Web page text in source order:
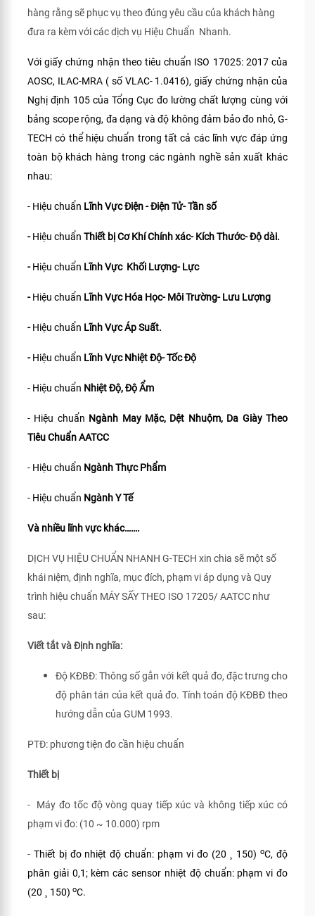
hàng rằng sẽ phục vụ theo đúng yêu cầu của khách hàng
đưa ra kèm với các dịch vụ Hiệu Chuẩn Nhanh.
Với giấy chứng nhận theo tiêu chuẩn ISO 17025: 2017 của
AOSC, ILAC-MRA ( số VLAC- 1.0416), giấy chứng nhận của
Nghị định 105 của Tổng Cục đo lường chất lượng cùng với
bảng scope rộng, đa dạng và độ không đảm bảo đo nhỏ, G-
TECH có thể hiệu chuẩn trong tất cả các lĩnh vực đáp ứng
toàn bộ khách hàng trong các ngành nghề sản xuất khác
nhau:
- Hiệu chuẩn Lĩnh Vực Điện - Điện Tử- Tần số
-Hiệu chuẩn Thiết bị Cơ Khí Chính xác- Kích Thước- Độ dài.
-Hiệu chuẩn Lĩnh Vực Khối Lượng- Lực
-Hiệu chuẩn Lĩnh Vực Hóa Học- Môi Trường- Lưu Lượng
-Hiệu chuẩn Lĩnh Vực Áp Suất.
-Hiệu chuẩn Lĩnh Vực Nhiệt Độ- Tốc Độ
- Hiệu chuẩn Nhiệt Độ, Độ Ẩm
- Hiệu chuẩn Ngành May Mặc, Dệt Nhuộm, Da Giày Theo
Tiêu ChuẩnAATCC
- Hiệu chuẩn Ngành Thực Phẩm
- Hiệu chuẩn Ngành Y Tế
Và nhiều lĩnh vực khác…….
DỊCH VỤ HIỆU CHUẨN NHANH G-TECH xin chia sẽ một số
khái niệm, định nghĩa, mục đích, phạm vi áp dụng và Quy
trình hiệu chuẩn MÁY SẤY THEO ISO 17205/ AATCC như
sau:
Viết tắt và Định nghĩa:
Độ KĐBĐ: Thông số gắn với kết quả đo, đặc trưng cho
độ phân tán của kết quả đo. Tính toán độ KĐBĐ theo
hướng dẫn của GUM 1993.
PTĐ: phương tiện đo cần hiệu chuẩn
Thiết bị
- Máy đo tốc độ vòng quay tiếp xúc và không tiếp xúc có
phạm vi đo: (10 ~ 10.000) rpm
- Thiết bị đo nhiệt độ chuẩn: phạm vi đo (20 ¸ 150) oC, độ
phân giải 0,1; kèm các sensor nhiệt độ chuẩn: phạm vi đo
(20 ¸ 150) oC.